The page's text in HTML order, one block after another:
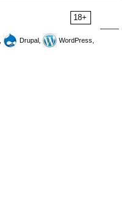
18+
Drupal,
WordPress,